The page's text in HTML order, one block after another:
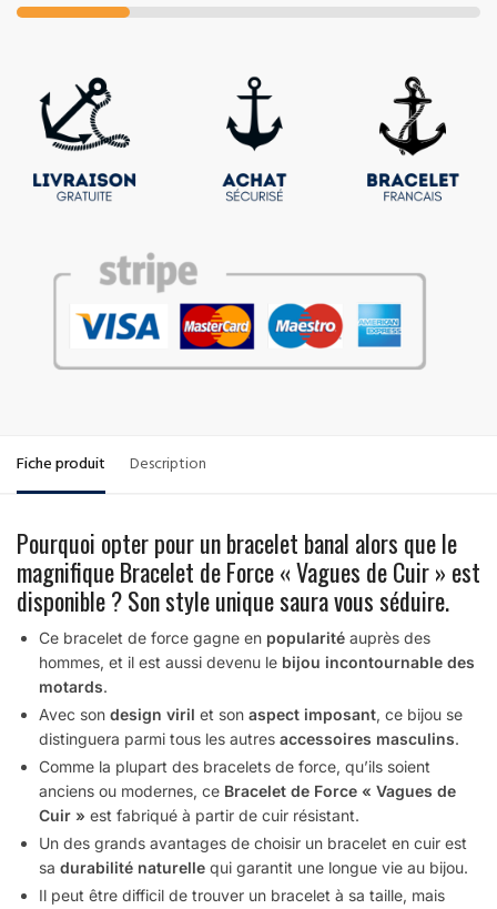
Fiche produit Description
Pourquoi opter pour un bracelet banal alors que le
magnifique Bracelet de Force « Vagues de Cuir » est
disponible ? Son style unique saura vous séduire.
Ce bracelet de force gagne en popularité auprès des
hommes, et il est aussi devenu le bijou incontournable des
motards.
Avec son design viril et son aspect imposant, ce bijou se
distinguera parmi tous les autres accessoires masculins.
Comme la plupart des bracelets de force, qu’ils soient
anciens ou modernes, ce Bracelet de Force « Vagues de
Cuir » est fabriqué à partir de cuir résistant.
Un des grands avantages de choisir un bracelet en cuir est
sa durabilité naturelle qui garantit une longue vie au bijou.
Il peut être difficil de trouver un bracelet à sa taille, mais